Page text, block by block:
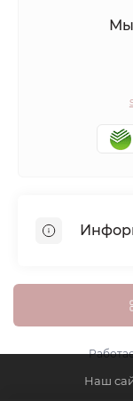
Мы
Доставка,
Гарантия
Политика
КонтактыНаш